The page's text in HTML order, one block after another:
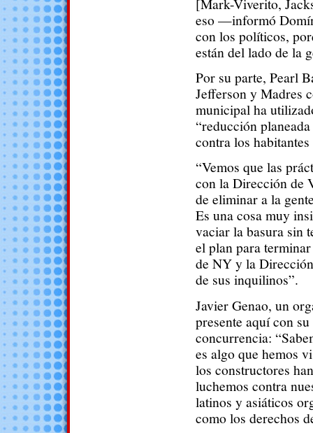
eso —informó
con los políticos,
están del lado de la
Por su parte, Pearl
Jefferson y Madres
municipal ha
“reducción
contra los
“Vemos que las
con la Dirección
de eliminar a la
Es una cosa muy
vaciar la basura sin
el plan para
de NY y la
de sus inquilinos”.
Javier Genao, un
presente aquí con
concurrencia:
es algo que hemos
los constructores
luchemos contra
latinos y asiáticos
como los derechos